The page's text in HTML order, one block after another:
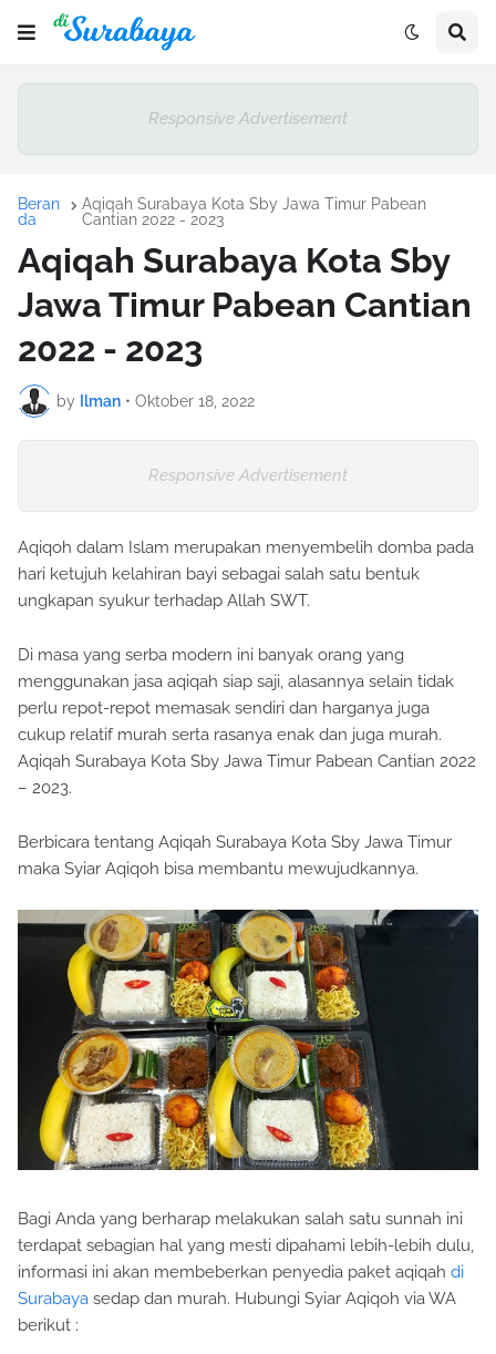
Responsive Advertisement
Beran
da
Aqiqah Surabaya Kota Sby Jawa Timur Pabean
Cantian 2022 - 2023
Aqiqah Surabaya Kota Sby
Jawa Timur Pabean Cantian
2022 - 2023
by Ilman • Oktober 18, 2022
Responsive Advertisement
Aqiqoh dalam Islam merupakan menyembelih domba pada
hari ketujuh kelahiran bayi sebagai salah satu bentuk
ungkapan syukur terhadap Allah SWT.
Di masa yang serba modern ini banyak orang yang
menggunakan jasa aqiqah siap saji, alasannya selain tidak
perlu repot-repot memasak sendiri dan harganya juga
cukup relatif murah serta rasanya enak dan juga murah.
Aqiqah Surabaya Kota Sby Jawa Timur Pabean Cantian 2022
– 2023.
Berbicara tentang Aqiqah Surabaya Kota Sby Jawa Timur
maka Syiar Aqiqoh bisa membantu mewujudkannya.
Bagi Anda yang berharap melakukan salah satu sunnah ini
terdapat sebagian hal yang mesti dipahami lebih-lebih dulu,
informasi ini akan membeberkan penyedia paket aqiqah di
Surabaya sedap dan murah. Hubungi Syiar Aqiqoh via WA
berikut :